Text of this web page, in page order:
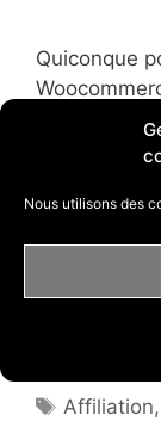
Nous utilisons des
Quiconque
entendu
qui a déjà
microcosme
chances de
de
Étiquettes
Affiliation,